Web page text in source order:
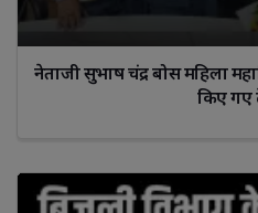
नेताजी सुभाष चंद्र बोस महिला
किए गए